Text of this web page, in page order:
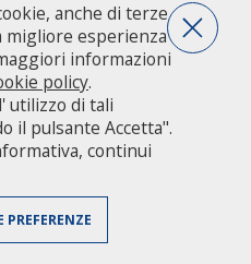
modulistica
1 - 20122 Milano - centralino
|Obiettivi di accessibilità
anche di terze
esperienza
informazioni
policy.
utilizzo di tali
il pulsante Accetta".
continui
PREFERENZE